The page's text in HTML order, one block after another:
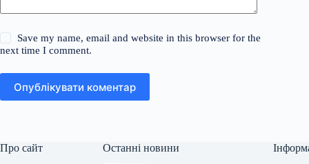
Save my name, email and website in this browser for the
next time I comment.
Опублікувати коментар
Про сайт Останні новини